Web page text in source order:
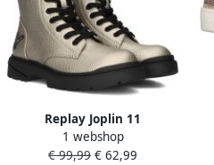
Replay Joplin 11
Veterschoen hoog
goudkleur
1 webshop
€ 99,99 € 62,99